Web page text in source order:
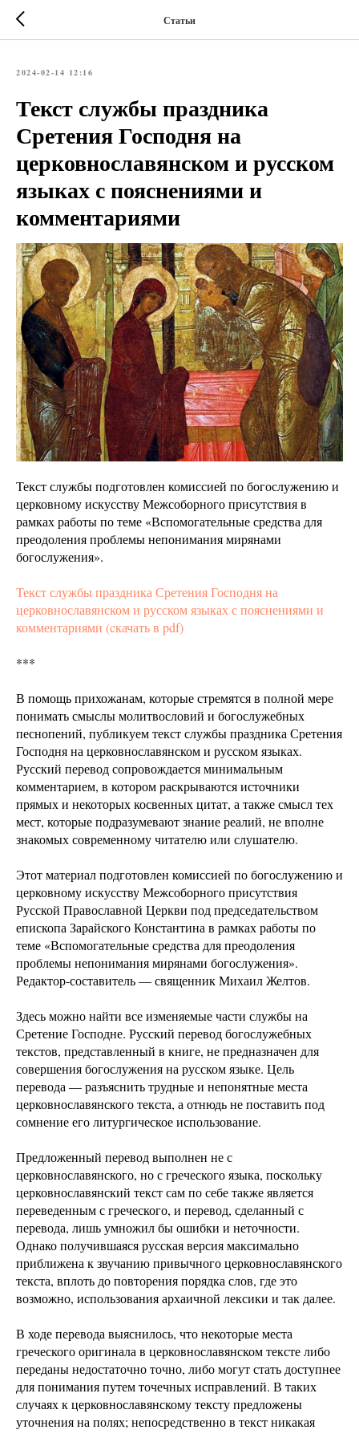
Статьи
2024-02-14 12:16
Текст службы праздника
Сретения Господня на
церковнославянском и русском
языках с пояснениями и
комментариями
Текст службы подготовлен комиссией по богослужению и
церковному искусству Межсоборного присутствия в
рамках работы по теме «Вспомогательные средства для
преодоления проблемы непонимания мирянами
богослужения».
Текст службы праздника Сретения Господня на
церковнославянском и русском языках с пояснениями и
комментариями (cкачать в pdf)
***
В помощь прихожанам, которые стремятся в полной мере
понимать смыслы молитвословий и богослужебных
песнопений, публикуем текст службы праздника Сретения
Господня на церковнославянском и русском языках.
Русский перевод сопровождается минимальным
комментарием, в котором раскрываются источники
прямых и некоторых косвенных цитат, а также смысл тех
мест, которые подразумевают знание реалий, не вполне
знакомых современному читателю или слушателю.
Этот материал подготовлен комиссией по богослужению и
церковному искусству Межсоборного присутствия
Русской Православной Церкви под председательством
епископа Зарайского Константина в рамках работы по
теме «Вспомогательные средства для преодоления
проблемы непонимания мирянами богослужения».
Редактор-составитель — священник Михаил Желтов.
Здесь можно найти все изменяемые части службы на
Сретение Господне. Русский перевод богослужебных
текстов, представленный в книге, не предназначен для
совершения богослужения на русском языке. Цель
перевода — разъяснить трудные и непонятные места
церковнославянского текста, а отнюдь не поставить под
сомнение его литургическое использование.
Предложенный перевод выполнен не с
церковнославянского, но с греческого языка, поскольку
церковнославянский текст сам по себе также является
переведенным с греческого, и перевод, сделанный с
перевода, лишь умножил бы ошибки и неточности.
Однако получившаяся русская версия максимально
приближена к звучанию привычного церковнославянского
текста, вплоть до повторения порядка слов, где это
возможно, использования архаичной лексики и так далее.
В ходе перевода выяснилось, что некоторые места
греческого оригинала в церковнославянском тексте либо
переданы недостаточно точно, либо могут стать доступнее
для понимания путем точечных исправлений. В таких
случаях к церковнославянскому тексту предложены
уточнения на полях; непосредственно в текст никакая